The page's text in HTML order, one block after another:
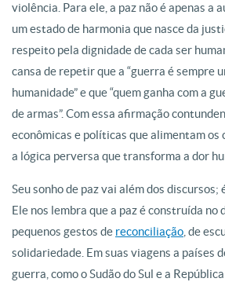
violência. Para ele, a paz não é apenas a
um estado de harmonia que nasce da
respeito pela dignidade de cada ser
cansa de repetir que a “guerra é sempre
humanidade” e que “quem ganha com a
de armas”. Com essa afirmação
econômicas e políticas que alimentam os
a lógica perversa que transforma a dor
Seu sonho de paz vai além dos discursos;
Ele nos lembra que a paz é construída no
pequenos gestos de reconciliação , de
solidariedade. Em suas viagens a países
guerra, como o Sudão do Sul e a